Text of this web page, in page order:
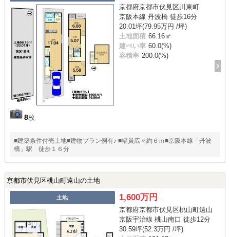
8枚
京都府京都市伏見区川東町
京阪本線 丹波橋 徒歩16分
20.01坪(79.95万円 /坪)
土地面積 66.16㎡
建ぺい率 60.0(%)
容積率 200.0(%)
■建築条件付売土地■建物プラン例有♪ ■幅員広々約６ｍ■京阪本線「丹波
橋」駅 徒歩１６分
京都市伏見区桃山町遠山の土地
土地 1,600万円
京都府京都市伏見区桃山町遠山
京阪宇治線 桃山南口 徒歩12分
30.59坪(52.3万円 /坪)